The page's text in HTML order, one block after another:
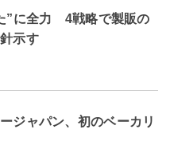
”に全力 4戦略で製販の
示す
ジャパン、初のベーカリ